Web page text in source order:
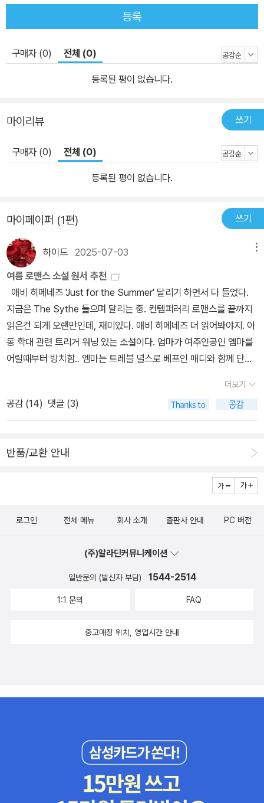
등록
구매자 (0) 전체 (0)
등록된 평이 없습니다.
마이리뷰 쓰기
구매자 (0) 전체 (0)
등록된 평이 없습니다.
마이페이퍼 (1편) 쓰기
하이드 2025-07-03
여름 로맨스 소설 원서 추천
애비 히메네즈 'Just for the Summer' 달리기 하면서 다 들었다.
지금은 The Sythe 들으며 달리는 중. 컨템퍼러리 로맨스를 끝까지
읽은건 되게 오랜만인데, 재미있다. 애비 히메네즈 더 읽어봐야지. 아
동 학대 관련 트리거 워닝 있는 소설이다. 엄마가 여주인공인 엠마를
어릴때부터 방치함.. 엠마는 트레블 널스로 베프인 매디와 함께 단기
에 올라온 글을 보고, 글쓴이, 저스틴, 남주에게 메세지를 보내고, 결
국 남주가 있는 미네소타로 계약지를 옮겨서 데이트를 하게 된다. 저
스틴은 자기가 사귀는 여자마다 자기랑 헤어지고 나면 소울메이트를
를 보내고, 호감 쌓아가다 저주 풀기 위해 서로 데이트 해보자고 해서
시작하는 관계. 저스틴의 엄마에게도 이슈 있다. 계약차 만나자고 했
지만 (핑계였지. 처음부터 알 수 있었어) 사랑을 인정하게 된 이후에
는 엠마의 성장 소설이기도 하다. 소재만 보면, 나에게 불호인 것들이
때문이었는데, 이 책은 그럼에도 불구하고 쭉쭉 읽힌다. 처음부터 끝
까지 꽉 짜인 플롯으로 잘 쓴 글. 매력적인 캐릭터들. 로맨스 소설 읽
고, 들으면서 생각이 바뀐 부분들도 생겼다.원서 읽기 하시는 분들 있
나옴. 예상치 못한 의료 용어들로 어려웠던 책, '원더', 조안 디디온 '상
제보다 빠릿하게 움직였고, 어제는 저녁잠 안 자고 책도 읽고, 리뷰도
쓰고 유익했네. 오늘도~ ㄱㄱ날이 덥고 습하니깐 심박이 진짜 잘 안
떨어져. 더 천천히 달리고, 한번씩 걷기도 하면서 페이스 조절하고 있
다. 오늘은 계단도 오르고, 횡단보도에서는 일부러 전속력으로도 달
더보기
공감 (14) 댓글 (3)
반품/교환 안내
로그인 전체 메뉴 회사 소개 출판사 안내 PC 버전
(주)알라딘커뮤니케이션
일반문의 (발신자 부담) 1544-2514
1:1 문의 FAQ
중고매장 위치, 영업시간 안내